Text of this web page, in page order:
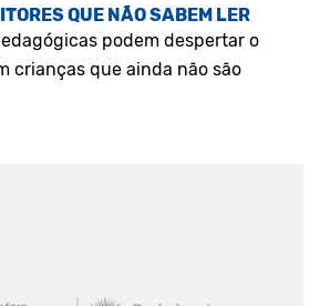
QUE NÃO SABEM LER
podem despertar o
crianças que ainda não são